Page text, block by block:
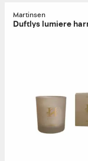
Martinsen
Duftlys lumiere